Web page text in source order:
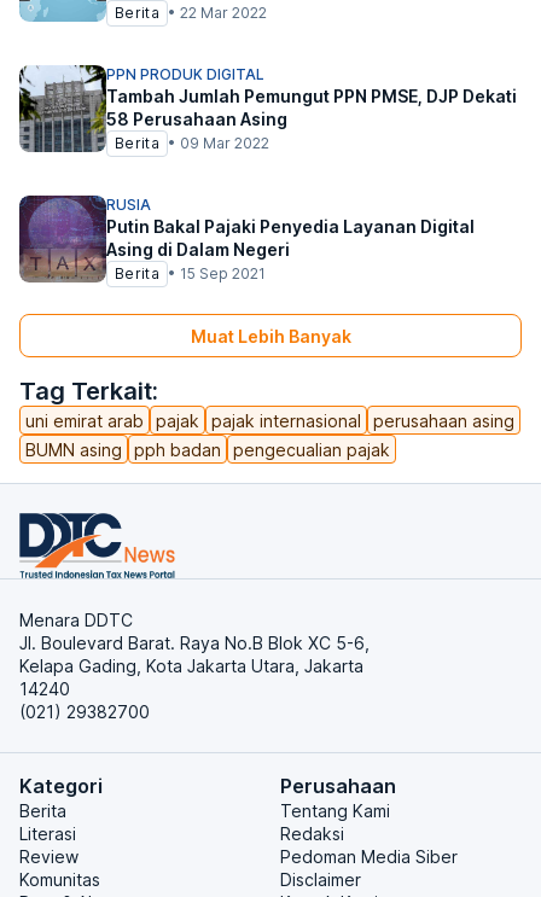
Tag Terkait:
uni emirat arab pajak pajak internasional
perusahaan asing
BUMN asing
pph badan pengecualian pajak
Berita • 22 Mar 2022
PPN PRODUK DIGITAL
Tambah Jumlah Pemungut PPN PMSE, DJP Dekati
58 Perusahaan Asing
Berita • 09 Mar 2022
RUSIA
Putin Bakal Pajaki Penyedia Layanan Digital
Asing di Dalam Negeri
Berita • 15 Sep 2021
Muat Lebih Banyak
Menara DDTC
Jl. Boulevard Barat. Raya No.B Blok XC 5-6,
Kelapa Gading, Kota Jakarta Utara, Jakarta
14240
(021) 29382700
Kategori
Berita
Literasi
Review
Komunitas
Perusahaan
Tentang Kami
Redaksi
Pedoman Media Siber
Disclaimer